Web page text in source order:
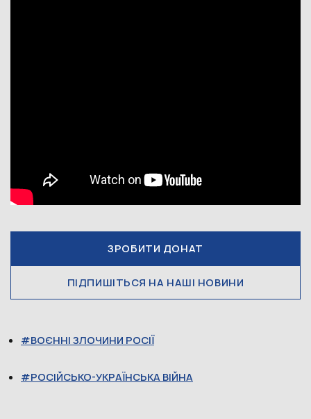
ЗРОБИТИ ДОНАТ
ПІДПИШІТЬСЯ НА НАШІ НОВИНИ
ВОЄННІ ЗЛОЧИНИ РОСІЇ
РОСІЙСЬКО-УКРАЇНСЬКА ВІЙНА